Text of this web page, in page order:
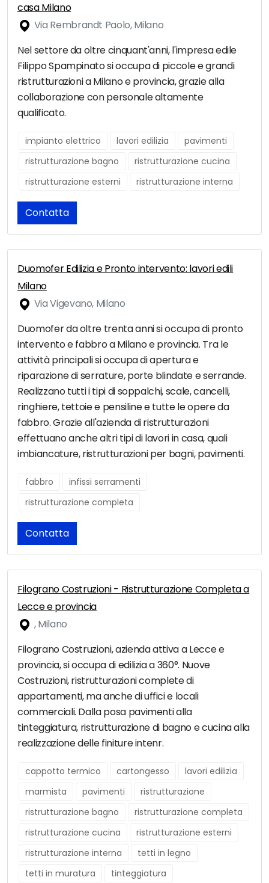
casa Milano
Via Rembrandt Paolo, Milano
Nel settore da oltre cinquant'anni, l'impresa edile
Filippo Spampinato si occupa di piccole e grandi
ristrutturazioni a Milano e provincia, grazie alla
collaborazione con personale altamente
qualificato.
impianto elettrico lavori edilizia
pavimenti
ristrutturazione bagno
ristrutturazione cucina
ristrutturazione esterni
ristrutturazione interna
Contatta
Duomofer Edilizia e Pronto intervento: lavori edili
Milano
Via Vigevano, Milano
Duomofer da oltre trenta anni si occupa di pronto
intervento e fabbro a Milano e provincia. Tra le
attività principali si occupa di apertura e
riparazione di serrature, porte blindate e serrande.
Realizzano tutti i tipi di soppalchi, scale, cancelli,
ringhiere, tettoie e pensiline e tutte le opere da
fabbro. Grazie all'azienda di ristrutturazioni
effettuano anche altri tipi di lavori in casa, quali
imbiancature, ristrutturazioni per bagni, pavimenti.
fabbro
infissi serramenti
ristrutturazione completa
Contatta
Filograno Costruzioni - Ristrutturazione Completa a
Lecce e provincia
, Milano
Filograno Costruzioni, azienda attiva a Lecce e
provincia, si occupa di edilizia a 360°. Nuove
Costruzioni, ristrutturazioni complete di
appartamenti, ma anche di uffici e locali
commerciali. Dalla posa pavimenti alla
tinteggiatura, ristrutturazione di bagno e cucina alla
realizzazione delle finiture intenr.
cappotto termico cartongesso
lavori edilizia
marmista
pavimenti
ristrutturazione
ristrutturazione bagno
ristrutturazione completa
ristrutturazione cucina
ristrutturazione esterni
ristrutturazione interna
tetti in legno
tetti in muratura
tinteggiatura